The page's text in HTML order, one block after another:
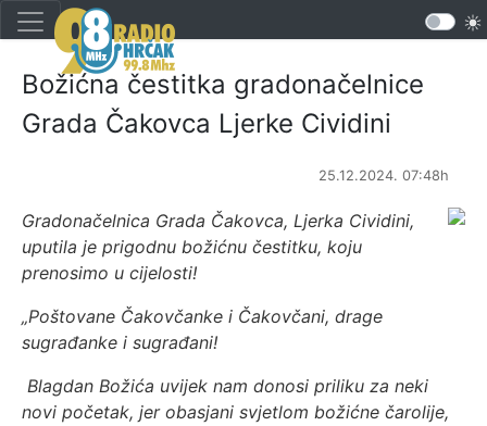
Božićna čestitka gradonačelnice
Grada Čakovca Ljerke Cividini
25.12.2024. 07:48h
Gradonačelnica Grada Čakovca, Ljerka Cividini,
uputila je prigodnu božićnu čestitku, koju
prenosimo u cijelosti!
„Poštovane Čakovčanke i Čakovčani, drage
sugrađanke i sugrađani!
Blagdan Božića uvijek nam donosi priliku za neki
novi početak, jer obasjani svjetlom božićne čarolije,